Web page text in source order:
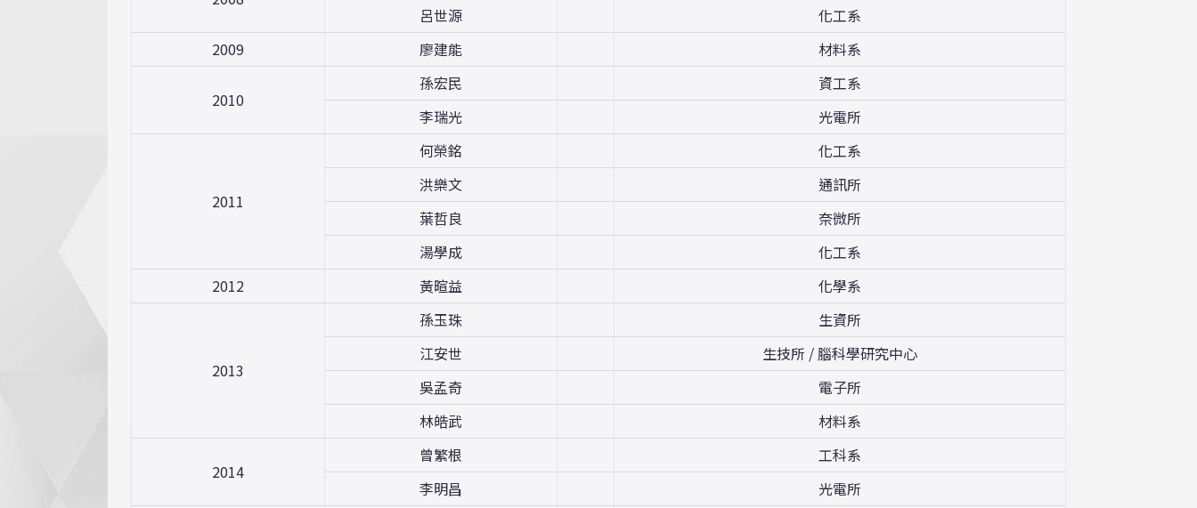
呂世源
化工系
2009
廖建能 材料系
2010
孫宏民
資工系
李瑞光
光電所
2011
何榮銘
化工系
洪樂文
通訊所
葉哲良
奈微所
湯學成
化工系
2012
黃暄益 化學系
2013
孫玉珠
生資所
江安世
生技所 / 腦科學研究中心
吳孟奇
電子所
林皓武
材料系
2014
曾繁根
工科系
李明昌
光電所